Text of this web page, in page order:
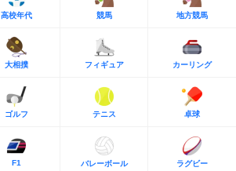
高校年代 競馬 地方競馬
大相撲 フィギュア カーリング
ゴルフ テニス 卓球
F1 バレーボール ラグビー